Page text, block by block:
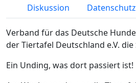
Diskussion
Verband für das Deutsche
der Tiertafel Deutschland e.V. die
Ein Unding, was dort passiert ist!